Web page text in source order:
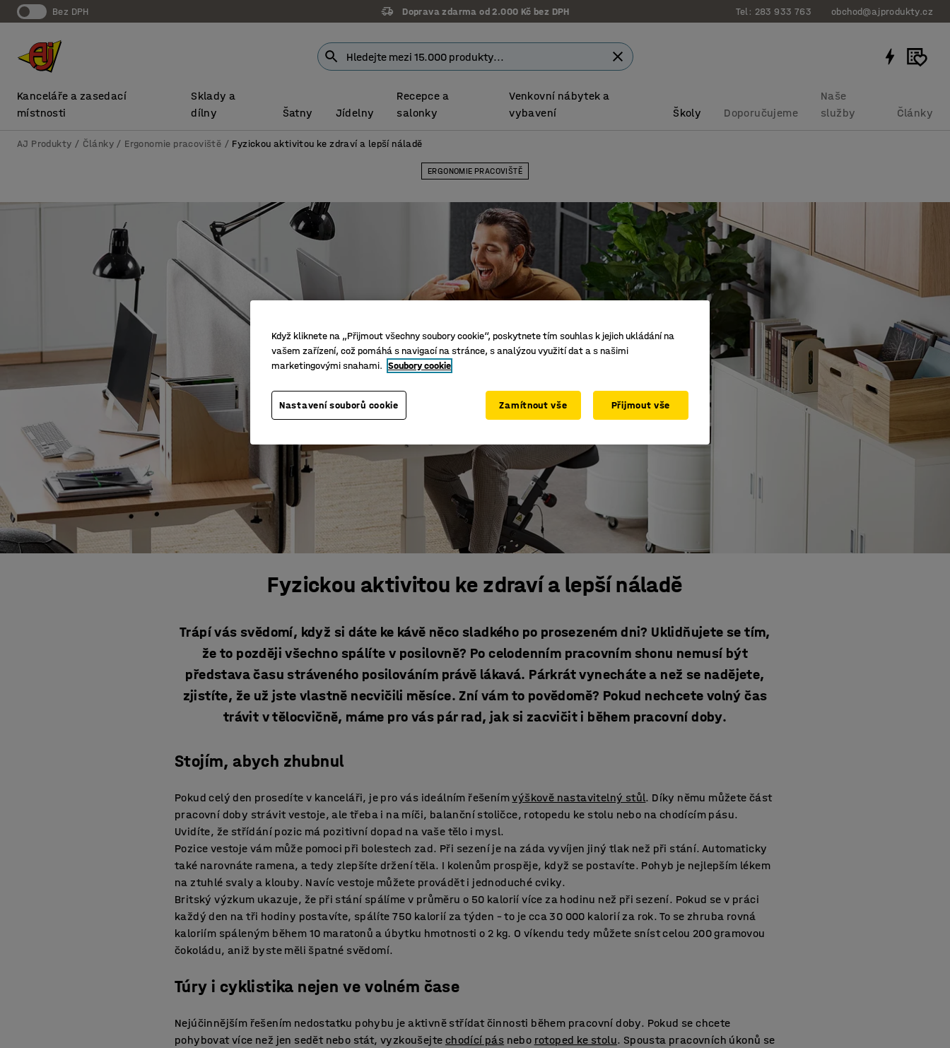
bez DPH Záruka 7 let Tel: 283 933 763 obchod@ajprodukty.cz
Kanceláře a zasedací
místnosti
Sklady a
dílny
Šatny Jídelny
Recepce a
salonky
Venkovní nábytek a
vybavení
Školy Doporučujeme
Naše
služby
Články
AJ Produkty Články Ergonomie pracoviště Fyzickou aktivitou ke zdraví a lepší náladě
ERGONOMIE PRACOVIŠTĚ
Fyzickou aktivitou ke zdraví a lepší náladě
Trápí vás svědomí, když si dáte ke kávě něco sladkého po prosezeném dni? Uklidňujete se tím,
že to později všechno spálíte v posilovně? Po celodenním pracovním shonu nemusí být
představa času stráveného posilováním právě lákavá. Párkrát vynecháte a než se nadějete,
zjistíte, že už jste vlastně necvičili měsíce. Zní vám to povědomě? Pokud nechcete volný čas
trávit v tělocvičně, máme pro vás pár rad, jak si zacvičit i během pracovní doby.
Stojím, abych zhubnul
Pokud celý den prosedíte v kanceláři, je pro vás ideálním řešenímvýškově nastavitelný stůl. Díky němu můžete část
pracovní doby strávit vestoje, ale třeba i na míči, balanční stoličce, rotopedu ke stolu nebo na chodícím pásu.
Uvidíte, že střídání pozic má pozitivní dopad na vaše tělo i mysl.
Pozice vestoje vám může pomoci při bolestech zad. Při sezení je na záda vyvíjen jiný tlak než při stání. Automaticky
také narovnáte ramena, a tedy zlepšíte držení těla. I kolenům prospěje, když se postavíte. Pohyb je nejlepším lékem
na ztuhlé svaly a klouby. Navíc vestoje můžete provádět i jednoduché cviky.
Britský výzkum ukazuje, že při stání spálíme v průměru o 50 kalorií více za hodinu než při sezení. Pokud se v práci
každý den na tři hodiny postavíte, spálíte 750 kalorií za týden – to je cca 30 000 kalorií za rok. To se zhruba rovná
kaloriím spáleným během 10 maratonů a úbytku hmotnosti o 2 kg. O víkendu tedy můžete sníst celou 200 gramovou
čokoládu, aniž byste měli špatné svědomí.
Túry i cyklistika nejen ve volném čase
Nejúčinnějším řešením nedostatku pohybu je aktivně střídat činnosti během pracovní doby. Pokud se chcete
pohybovat více než jen sedět nebo stát, vyzkoušejte chodící pás nebo rotoped ke stolu. Spousta pracovních úkonů se
Když kliknete na „Přijmout všechny soubory cookie“, poskytnete tím souhlas k jejich ukládání na
vašem zařízení, což pomáhá s navigací na stránce, s analýzou využití dat a s našimi
marketingovými snahami. Soubory cookie
Nastavení souborů cookie Zamítnout vše Přijmout vše